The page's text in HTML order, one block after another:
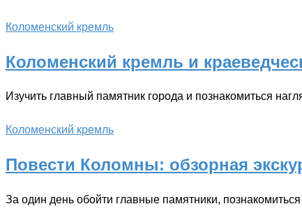
Коломенский кремль
Коломенский кремль и
Изучить главный памятник города и познакомиться
Коломенский кремль
Повести Коломны: обзорная
За один день обойти главные памятники,